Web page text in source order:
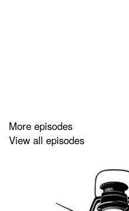
More episodes
View all episodes